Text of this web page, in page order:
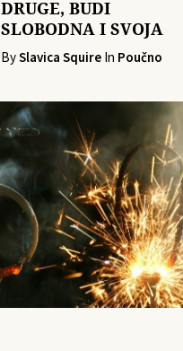
DRUGE, BUDI
SLOBODNA I SVOJA
BySlavica Squire In Poučno